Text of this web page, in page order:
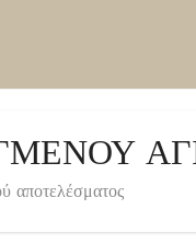
αποτελέσματος